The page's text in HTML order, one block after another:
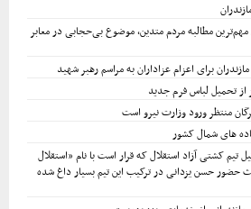
مطالبه مردم متدین، موضوع بی‌حجابی در معابر
برای اعزام عزاداران به مراسم رهبر شهید
از تحمیل لباس فرم جدید
منتظر ورود وزارت نیرو است
های شمال کشور
کشتی آزاد استقلال که قرار است با نام «استقلال
حضور حسن یزدانی در ترکیب این تیم بسیار داغ شده